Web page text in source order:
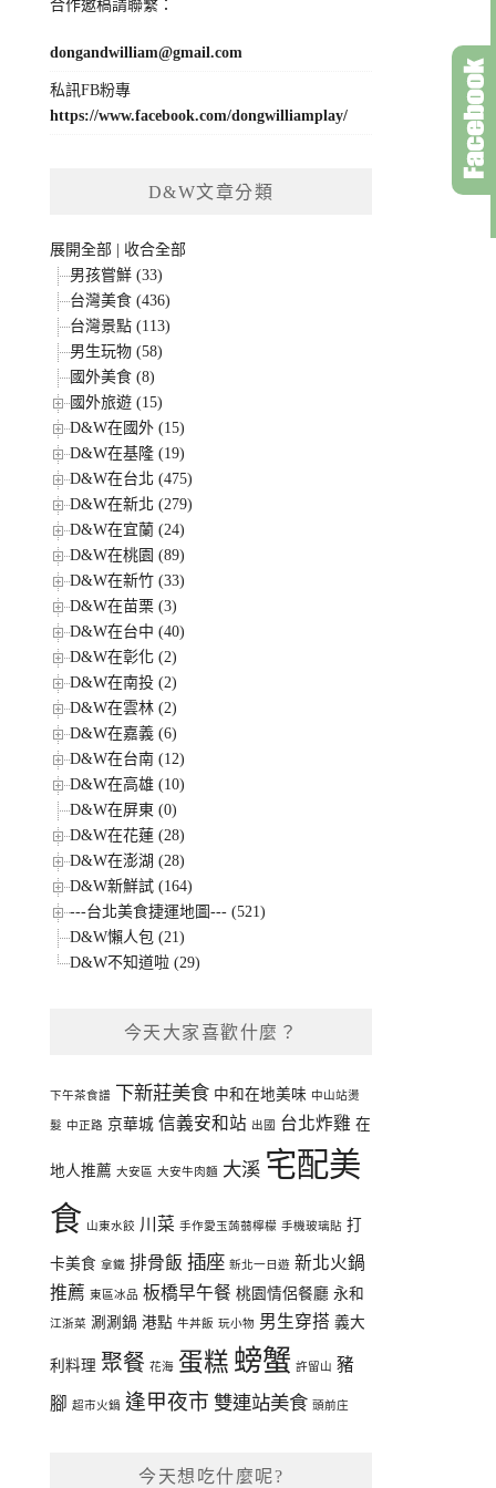
合作邀稿請聯繫：
dongandwilliam@gmail.com
私訊FB粉專
https://www.facebook.com/dongwilliamplay/
D&W文章分類
展開全部
收合全部
男孩嘗鮮 (33)
台灣美食 (436)
台灣景點 (113)
男生玩物 (58)
國外美食 (8)
國外旅遊 (15)
D&W在國外 (15)
D&W在基隆 (19)
D&W在台北 (475)
D&W在新北 (279)
D&W在宜蘭 (24)
D&W在桃園 (89)
D&W在新竹 (33)
D&W在苗栗 (3)
D&W在台中 (40)
D&W在彰化 (2)
D&W在南投 (2)
D&W在雲林 (2)
D&W在嘉義 (6)
D&W在台南 (12)
D&W在高雄 (10)
D&W在屏東 (0)
D&W在花蓮 (28)
D&W在澎湖 (28)
D&W新鮮試 (164)
---台北美食捷運地圖--- (521)
D&W懶人包 (21)
D&W不知道啦 (29)
今天大家喜歡什麼？
下午茶食譜 下新莊美食 中和在地美味 中山站燙
髮 中正路 京華城 信義安和站 出國 台北炸雞 在
地人推薦 大安區 大安牛肉麵 大溪 宅配美
食 山東水餃 川菜 手作愛玉蒟蒻檸檬 手機玻璃貼 打
卡美食 拿鐵 排骨飯 插座 新北一日遊 新北火鍋
推薦 東區冰品 板橋早午餐 桃園情侶餐廳 永和
江浙菜 涮涮鍋 港點 牛丼飯 玩小物 男生穿搭 義大
利料理 聚餐 花海 蛋糕 螃蟹 許留山 豬
腳 超市火鍋 逢甲夜市 雙連站美食 頭前庄
今天想吃什麼呢?